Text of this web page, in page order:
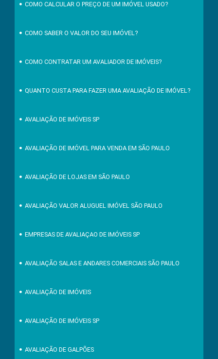
COMO CALCULAR O PREÇO DE UM IMÓVEL USADO?
COMO SABER O VALOR DO SEU IMÓVEL?
COMO CONTRATAR UM AVALIADOR DE IMÓVEIS?
QUANTO CUSTA PARA FAZER UMA AVALIAÇÃO DE IMÓVEL?
AVALIAÇÃO DE IMÓVEIS SP
AVALIAÇÃO DE IMÓVEL PARA VENDA EM SÃO PAULO
AVALIAÇÃO DE LOJAS EM SÃO PAULO
AVALIAÇÃO VALOR ALUGUEL IMÓVEL SÃO PAULO
EMPRESAS DE AVALIAÇAO DE IMÓVEIS SP
AVALIAÇÃO SALAS E ANDARES COMERCIAIS SÃO PAULO
AVALIAÇÃO DE IMÓVEIS
AVALIAÇÃO DE IMÓVEIS SP
AVALIAÇÃO DE GALPÕES